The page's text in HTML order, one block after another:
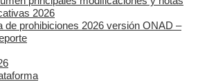
2026
de prohibiciones 2026 versión ONAD –